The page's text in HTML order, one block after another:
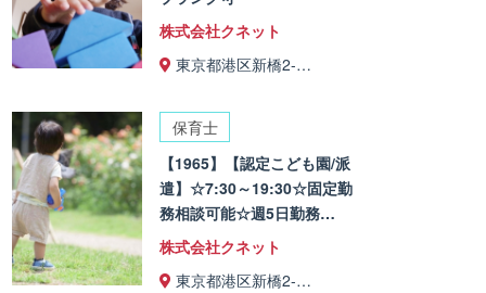
株式会社クネット
東京都港区新橋2-…
保育士
【1965】【認定こども園/派
遣】☆7:30～19:30☆固定勤
務相談可能☆週5日勤務…
株式会社クネット
東京都港区新橋2-…